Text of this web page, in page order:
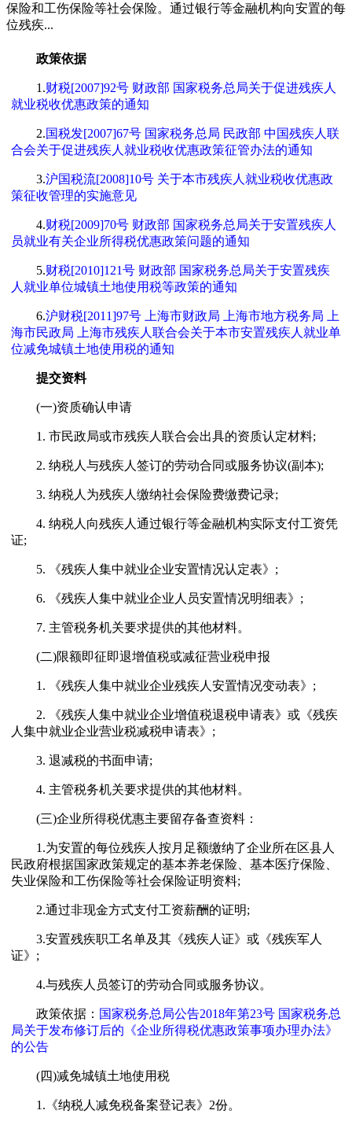
保险和工伤保险等社会保险。通过银行等金融机构向安置的每
位残疾...
政策依据
1.财税[2007]92号 财政部 国家税务总局关于促进残疾人
就业税收优惠政策的通知
2.国税发[2007]67号 国家税务总局 民政部 中国残疾人联
合会关于促进残疾人就业税收优惠政策征管办法的通知
3.沪国税流[2008]10号 关于本市残疾人就业税收优惠政
策征收管理的实施意见
4.财税[2009]70号 财政部 国家税务总局关于安置残疾人
员就业有关企业所得税优惠政策问题的通知
5.财税[2010]121号 财政部 国家税务总局关于安置残疾
人就业单位城镇土地使用税等政策的通知
6.沪财税[2011]97号 上海市财政局 上海市地方税务局 上
海市民政局 上海市残疾人联合会关于本市安置残疾人就业单
位减免城镇土地使用税的通知
提交资料
(一)资质确认申请
1. 市民政局或市残疾人联合会出具的资质认定材料;
2. 纳税人与残疾人签订的劳动合同或服务协议(副本);
3. 纳税人为残疾人缴纳社会保险费缴费记录;
4. 纳税人向残疾人通过银行等金融机构实际支付工资凭
证;
5. 《残疾人集中就业企业安置情况认定表》;
6. 《残疾人集中就业企业人员安置情况明细表》;
7. 主管税务机关要求提供的其他材料。
(二)限额即征即退增值税或减征营业税申报
1. 《残疾人集中就业企业残疾人安置情况变动表》;
2. 《残疾人集中就业企业增值税退税申请表》或《残疾
人集中就业企业营业税减税申请表》;
3. 退减税的书面申请;
4. 主管税务机关要求提供的其他材料。
(三)企业所得税优惠主要留存备查资料：
1.为安置的每位残疾人按月足额缴纳了企业所在区县人
民政府根据国家政策规定的基本养老保险、基本医疗保险、
失业保险和工伤保险等社会保险证明资料;
2.通过非现金方式支付工资薪酬的证明;
3.安置残疾职工名单及其《残疾人证》或《残疾军人
证》;
4.与残疾人员签订的劳动合同或服务协议。
政策依据： 国家税务总局公告2018年第23号 国家税务总
局关于发布修订后的《企业所得税优惠政策事项办理办法》
的公告
(四)减免城镇土地使用税
1.《纳税人减免税备案登记表》2份。